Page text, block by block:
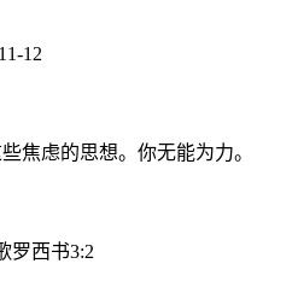
12
焦虑的思想。你无能为力。
罗西书3:2